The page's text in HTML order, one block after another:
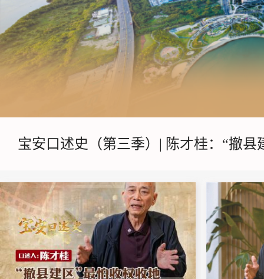
宝安口述史（第三季）| 陈才桂：“撤